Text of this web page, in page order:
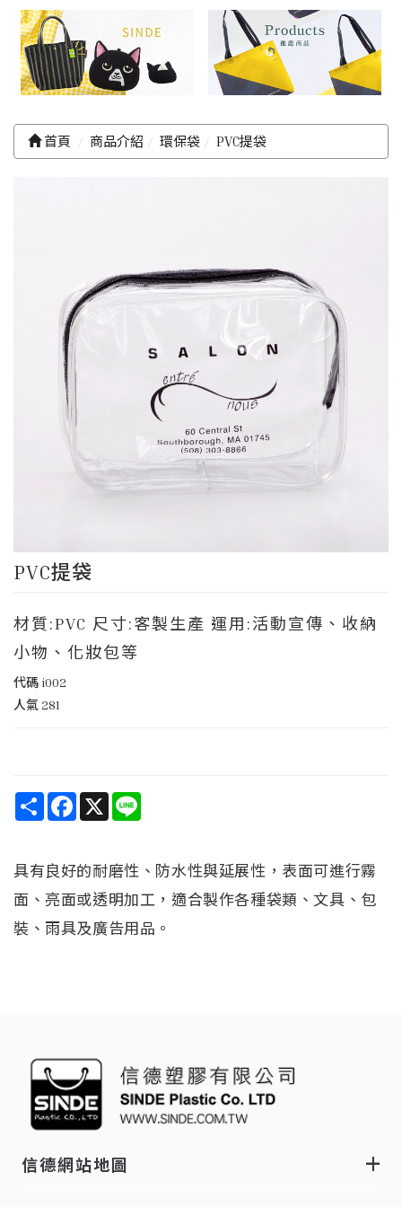
首頁 商品介紹 環保袋 PVC提袋
PVC提袋
材質:PVC 尺寸:客製生產 運用:活動宣傳、收納
小物、化妝包等
代碼 i002
人氣 281
Share Facebook
X
具有良好的耐磨性、防水性與延展性，表面可進行霧
面、亮面或透明加工，適合製作各種袋類、文具、包
裝、雨具及廣告用品。
信德網站地圖